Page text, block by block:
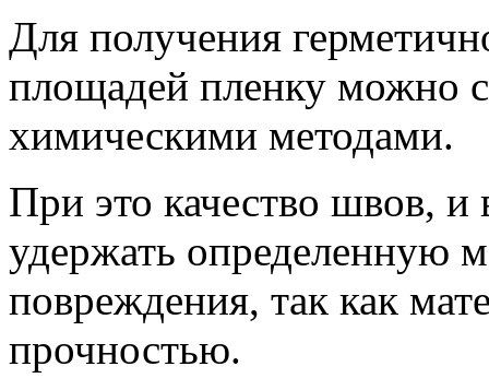
Для получения
площадей пленку можно
химическими методами.
При это качество швов, и
удержать определенную
повреждения, так как
прочностью.